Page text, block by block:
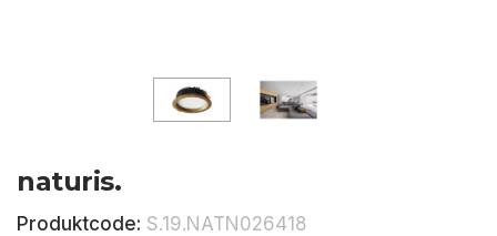
naturis.
Produktcode: S.19.NATN026418